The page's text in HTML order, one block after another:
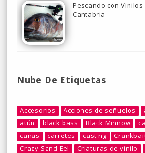
Pescando con Vinilos
Cantabria
Nube De Etiquetas
Accesorios Acciones de señuelos
atún
black bass Black Minnow
cañas
carretes casting
Crazy Sand Eel
Criaturas de vinilo